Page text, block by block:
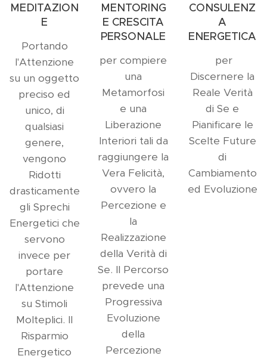
MEDITAZION
E
Portando
l'Attenzione
su un oggetto
preciso ed
unico, di
qualsiasi
genere,
vengono
Ridotti
drasticamente
gli Sprechi
Energetici che
servono
invece per
portare
l'Attenzione
su Stimoli
Molteplici. Il
Risparmio
Energetico
MENTORING
E CRESCITA
PERSONALE
per compiere
una
Metamorfosi
e una
Liberazione
Interiori tali da
raggiungere la
Vera Felicità,
ovvero la
Percezione e
la
Realizzazione
della Verità di
Se. Il Percorso
prevede una
Progressiva
Evoluzione
della
Percezione
CONSULENZ
A
ENERGETICA
per
Discernere la
Reale Verità
di Se e
Pianificare le
Scelte Future
di
Cambiamento
ed Evoluzione